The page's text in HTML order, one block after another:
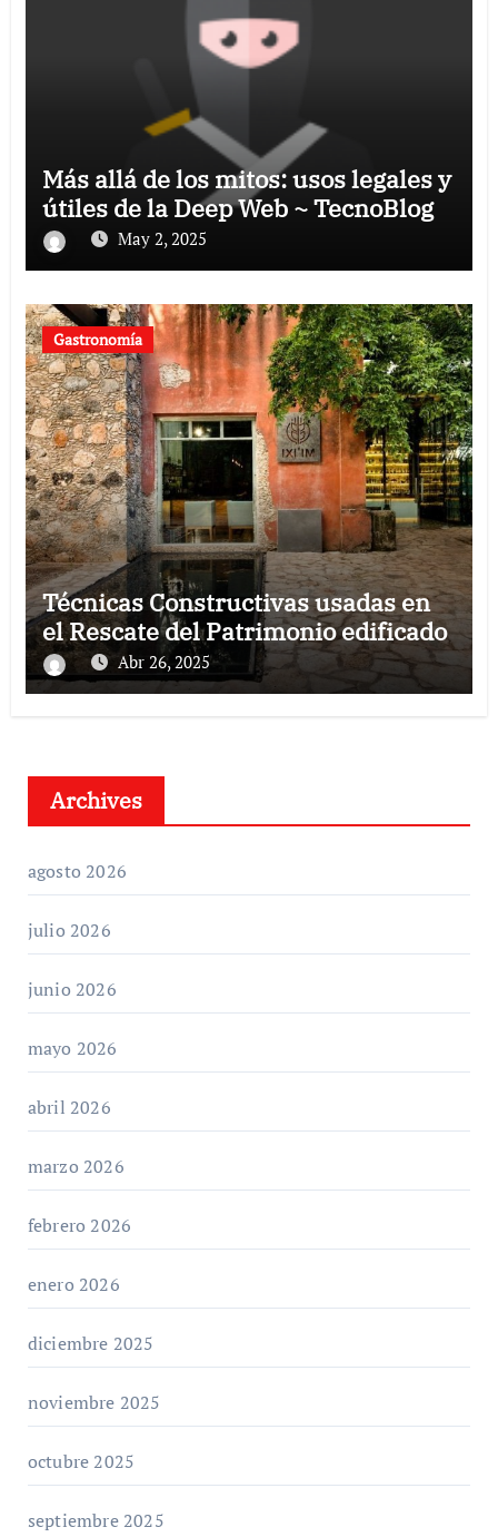
Más allá de los mitos: usos legales y
útiles de la Deep Web ~ TecnoBlog
May 2, 2025
Gastronomía
Técnicas Constructivas usadas en
el Rescate del Patrimonio edificado
Abr 26, 2025
Archives
agosto 2026
julio 2026
junio 2026
mayo 2026
abril 2026
marzo 2026
febrero 2026
enero 2026
diciembre 2025
noviembre 2025
octubre 2025
septiembre 2025